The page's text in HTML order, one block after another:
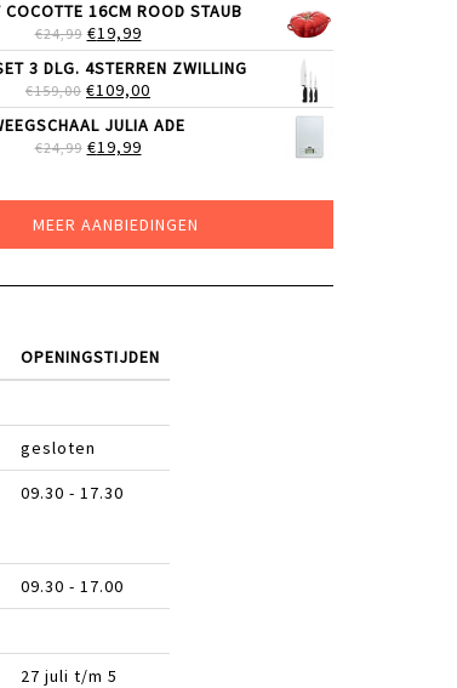
WAS:
€49,00.
IS:
COCOTTE 16CM ROOD STAUB
€24,99 OORSPRONKELIJKE
PRIJS
WAS:
€24,99.
€19,99HUIDIGE
PRIJS
IS:
€19,99.
3 DLG. 4STERREN ZWILLING
€159,00 OORSPRONKELIJKE
PRIJS
WAS:
€159,00.
€109,00
PRIJS
IS:
JULIA ADE
€24,99 OORSPRONKELIJKE
€19,99HUIDIGE
MEER AANBIEDINGEN
OPENINGSTIJDEN
gesloten
09.30 - 17.30
09.30 - 17.00
27 juli t/m 5